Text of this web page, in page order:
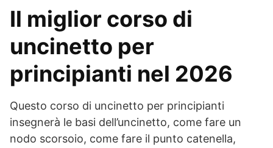
Il miglior corso di
uncinetto per
principianti nel 2026
Questo corso di uncinetto per principianti
insegnerà le basi dell’uncinetto, come fare un
nodo scorsoio, come fare il punto catenella,